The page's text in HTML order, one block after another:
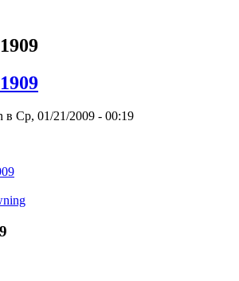
в Ср, 01/21/2009 - 00:19